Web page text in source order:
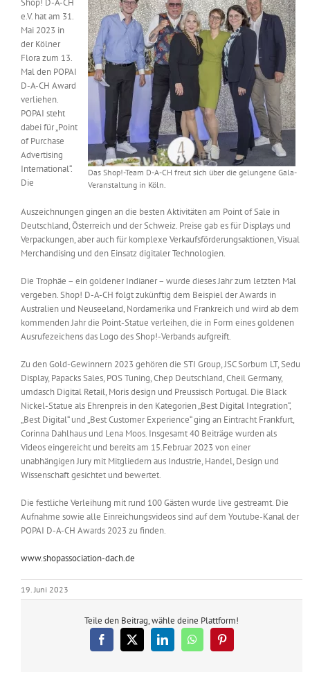
Kontakt
Messen & Events
Unternehmen
Interviews
Wissen
Jobshop
Suche
nach:
Das Shop!-Team D-A-CH freut sich über die gelungene Gala-
Veranstaltung in Köln.
Shop! D-A-CH
e.V. hat am 31.
Mai 2023 in
der Kölner
Flora zum 13.
Mal den POPAI
D-A-CH Award
verliehen.
POPAI steht
dabei für „Point
of Purchase
Advertising
International“.
Die
Auszeichnungen gingen an die besten Aktivitäten am Point of Sale in
Deutschland, Österreich und der Schweiz. Preise gab es für Displays und
Verpackungen, aber auch für komplexe Verkaufsförderungsaktionen, Visual
Merchandising und den Einsatz digitaler Technologien.
Die Trophäe – ein goldener Indianer – wurde dieses Jahr zum letzten Mal
vergeben. Shop! D-A-CH folgt zukünftig dem Beispiel der Awards in
Australien und Neuseeland, Nordamerika und Frankreich und wird ab dem
kommenden Jahr die Point-Statue verleihen, die in Form eines goldenen
Ausrufezeichens das Logo des Shop!-Verbands aufgreift.
Zu den Gold-Gewinnern 2023 gehören die STI Group, JSC Sorbum LT, Sedu
Display, Papacks Sales, POS Tuning, Chep Deutschland, Cheil Germany,
umdasch Digital Retail, Moris design und Preussisch Portugal. Die Black
Nickel-Statue als Ehrenpreis in den Kategorien „Best Digital Integration“,
„Best Digital“ und „Best Customer Experience“ ging an Eintracht Frankfurt,
Corinna Dahlhaus und Lena Moos. Insgesamt 40 Beiträge wurden als
Videos eingereicht und bereits am 15.Februar 2023 von einer
unabhängigen Jury mit Mitgliedern aus Industrie, Handel, Design und
Wissenschaft gesichtet und bewertet.
Die festliche Verleihung mit rund 100 Gästen wurde live gestreamt. Die
Aufnahme sowie alle Einreichungsvideos sind auf dem Youtube-Kanal der
POPAI D-A-CH Awards 2023 zu finden.
www.shopassociation-dach.de
19. Juni 2023
Teile den Beitrag, wähle deine Plattform!
Facebook
X LinkedInWhatsAppPinterest